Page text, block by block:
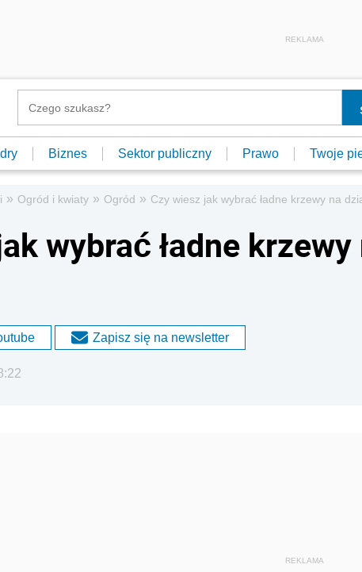
REKLAMA
Biznes Sektor publiczny Prawo Twoje
» Ogród i kwiaty » Ogród » Czy wiesz jak wybrać ładne krzewy na
wybrać ładne krzewy
Zapisz się na newsletter